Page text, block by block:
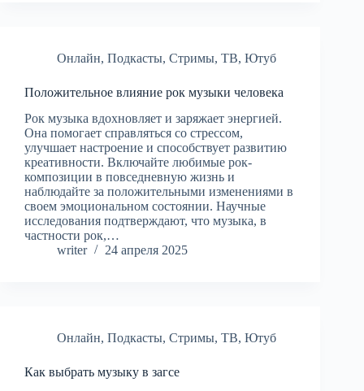
Онлайн, Подкасты, Стримы, ТВ, Ютуб
Положительное влияние рок музыки человека
Рок музыка вдохновляет и заряжает энергией.
Она помогает справляться со стрессом,
улучшает настроение и способствует развитию
креативности. Включайте любимые рок-
композиции в повседневную жизнь и
наблюдайте за положительными изменениями в
своем эмоциональном состоянии. Научные
исследования подтверждают, что музыка, в
частности рок,…
writer
24 апреля 2025
Онлайн, Подкасты, Стримы, ТВ, Ютуб
Как выбрать музыку в загсе